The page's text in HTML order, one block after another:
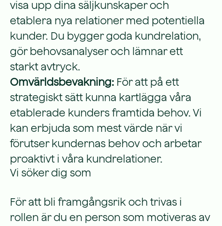
visa upp dina säljkunskaper och
etablera nya relationer med potentiella
kunder. Du bygger goda kundrelation,
gör behovsanalyser och lämnar ett
starkt avtryck.
Omvärldsbevakning: För att på ett
strategiskt sätt kunna kartlägga våra
etablerade kunders framtida behov. Vi
kan erbjuda som mest värde när vi
förutser kundernas behov och arbetar
proaktivt i våra kundrelationer.
Vi söker dig som
För att bli framgångsrik och trivas i
rollen är du en person som motiveras av